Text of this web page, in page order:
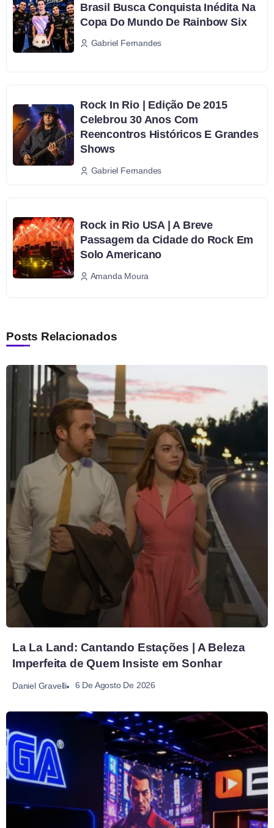
Brasil Busca Conquista Inédita Na
Copa Do Mundo De Rainbow Six
Gabriel Fernandes
Rock In Rio | Edição De 2015
Celebrou 30 Anos Com
Reencontros Históricos E Grandes
Shows
Gabriel Fernandes
Rock in Rio USA | A Breve
Passagem da Cidade do Rock Em
Solo Americano
Amanda Moura
Posts Relacionados
La La Land: Cantando Estações | A Beleza
Imperfeita de Quem Insiste em Sonhar
Daniel Gravelli 6 De Agosto De 2026